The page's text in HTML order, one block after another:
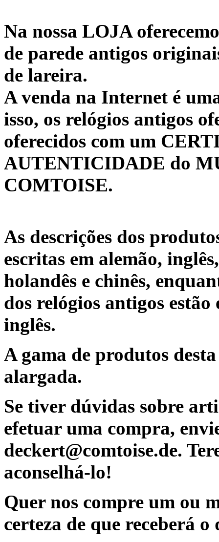
Na nossa LOJA
de parede antigos
de lareira.
A venda na Internet é
isso, os relógios antigos
oferecidos com um
AUTENTICIDADE do
COMTOISE.
As descrições dos
escritas em alemão,
holandês e chinês,
dos relógios antigos
inglês.
A gama de produtos
alargada.
Se tiver dúvidas sobre
efetuar uma compra,
deckert@comtoise.de.
aconselhá-lo!
Quer nos compre um ou
certeza de que receberá o